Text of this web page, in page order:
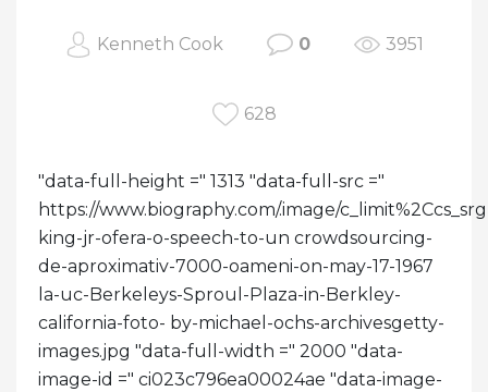
Kenneth Cook 0 3951
628
"data-full-height =" 1313 "data-full-src ="
https://www.biography.com/.image/
king-jr-ofera-o-speech-to-un crowdsourcing-
de-aproximativ-7000-oameni-on-may-17-1967
la-uc-Berkeleys-Sproul-Plaza-in-Berkley-
california-foto- by-michael-ochs-archivesgetty-
images.jpg "data-full-width =" 2000 "data-
image-id =" ci023c796ea00024ae "data-image-